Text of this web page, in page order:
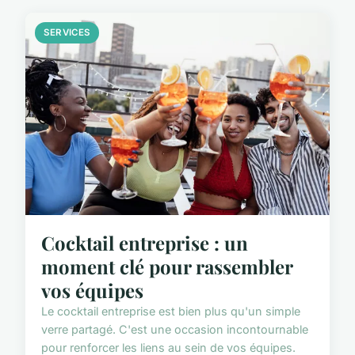
SERVICES
Cocktail entreprise : un
moment clé pour rassembler
vos équipes
Le cocktail entreprise est bien plus qu'un simple
verre partagé. C'est une occasion incontournable
pour renforcer les liens au sein de vos équipes.